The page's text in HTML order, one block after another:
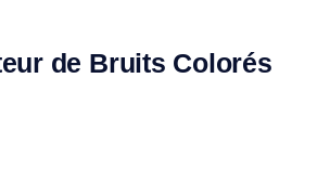
de Bruits Colorés